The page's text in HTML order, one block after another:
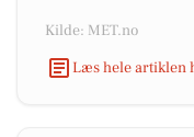
Kilde: MET.no
Læs hele artiklen